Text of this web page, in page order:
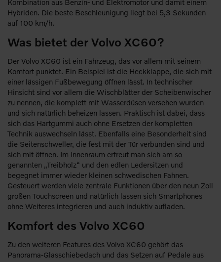
Hybriden. Die beste Beschleunigung liegt bei 5,3 Sekunden
auf 100 km/h.
Was bietet der Volvo XC60?
Der Volvo XC60 ist ein Fahrzeug, das vor allem mit seinem
Komfort punktet. Ein Beispiel ist die Heckklappe, die sich mit
einer lässigen Fußbewegung öffnen lässt. In technischer
Hinsicht sind vor allem die Wischblätter der Scheibenwischer
zu nennen, die komplett mit Wasserdüsen versehen wurden
und sich natürlich beheizen lassen. Praktisch ist dabei, dass
sich das Hartgummi auch ohne Ersetzen der kompletten
Technik auswechseln lässt. Ebenfalls eine Besonderheit sind
die Seitenschweller, die fest mit der Tür verbunden sind und
sich mit öffnen. Im Innenraum erfreut man sich am so
genannten „Treibholz“ und den edlen Ledersitzen und
begegnet immer wieder kleinen schwedischen Fahnen.
Gesteuert werden viele zentrale Funktionen über den neun Zoll
großen Touchscreen und natürlich lassen sich Smartphones
ohne Weiteres integrieren und auch induktiv aufladen.
Komfort des Volvo XC60
Zu den weiteren Features des Volvo XC60 gehört das
Panorama-Glasschiebedach und das Setzen auf Pedale aus